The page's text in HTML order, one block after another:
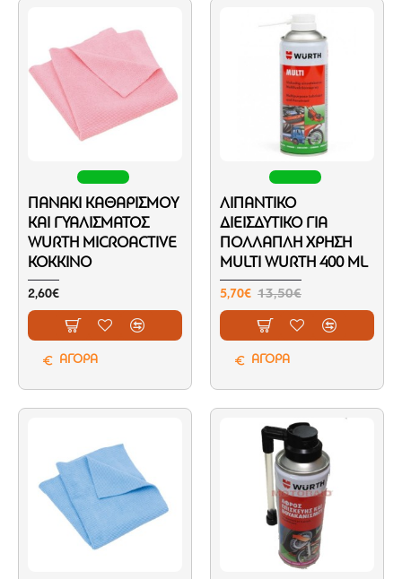
ΠΑΝΆΚΙ ΚΑΘΑΡΙΣΜΟΎ
ΚΑΙ ΓΥΑΛΊΣΜΑΤΟΣ
WURTH MICROACTIVE
ΚΌΚΚΙΝΟ
2,60€
ΑΓΟΡΑ
ΛΙΠΑΝΤΙΚΌ
ΔΙΕΙΣΔΥΤΙΚΌ ΓΙΑ
ΠΟΛΛΑΠΛΉ ΧΡΉΣΗ
MULTI WURTH 400 ML
5,70€ 13,50€
ΑΓΟΡΑ